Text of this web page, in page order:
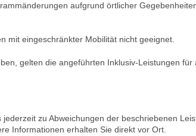
aufgrund örtlicher
mit eingeschränkter Mobilität nicht geeignet.
gelten die angeführten Inklusiv-Leistungen für
jederzeit zu Abweichungen der beschriebenen
Informationen erhalten Sie direkt vor Ort.